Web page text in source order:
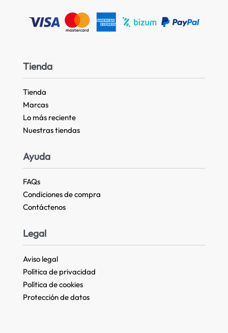
Tienda
Tienda
Marcas
Lo más reciente​
Nuestras tiendas​
Ayuda
FAQs
Condiciones de compra
Contáctenos
Legal
Aviso legal
Política de privacidad
Política de cookies
Protección de datos